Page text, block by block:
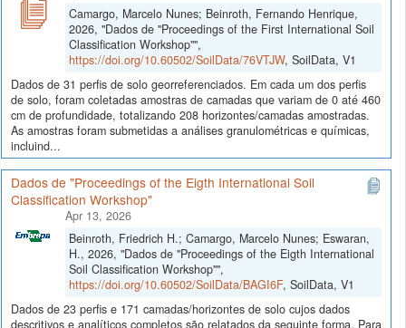
Camargo, Marcelo Nunes; Beinroth, Fernando Henrique,
2026, "Dados de "Proceedings of the First International Soil
Classification Workshop"",
https://doi.org/10.60502/SoilData/76VTJW, SoilData, V1
Dados de 31 perfis de solo georreferenciados. Em cada um dos perfis
de solo, foram coletadas amostras de camadas que variam de 0 até 460
cm de profundidade, totalizando 208 horizontes/camadas amostradas.
As amostras foram submetidas a análises granulométricas e químicas,
incluind...
Dados de "Proceedings of the Eigth International Soil
Classification Workshop"
Apr 13, 2026
Beinroth, Friedrich H.; Camargo, Marcelo Nunes; Eswaran,
H., 2026, "Dados de "Proceedings of the Eigth International
Soil Classification Workshop"",
https://doi.org/10.60502/SoilData/BAGI6F, SoilData, V1
Dados de 23 perfis e 171 camadas/horizontes de solo cujos dados
descritivos e analíticos completos são relatados da seguinte forma. Para